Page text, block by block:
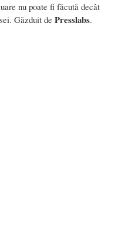
nu poate fi făcută decât
Găzduit de Presslabs.